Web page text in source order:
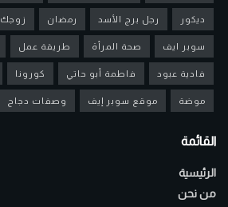
ديكور رجل برج الأسد رمضان زوجك
سوبر ايف صحة المرأة طريقة عمل
فادية عبود فاطمة أبو حاتي كورونا
موضة موقع سوبر إيف وصفات دجاج
القائمة
الرئيسية
من نحن